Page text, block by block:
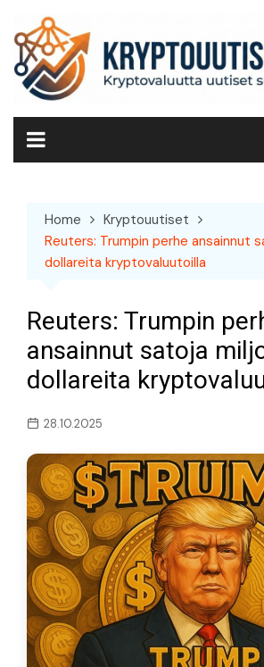
content
Home
Kryptouutiset
Reuters: Trumpin perhe ansainnut
dollareita kryptovaluutoilla
Reuters: Trumpin
ansainnut satoja
dollareita
28.10.2025